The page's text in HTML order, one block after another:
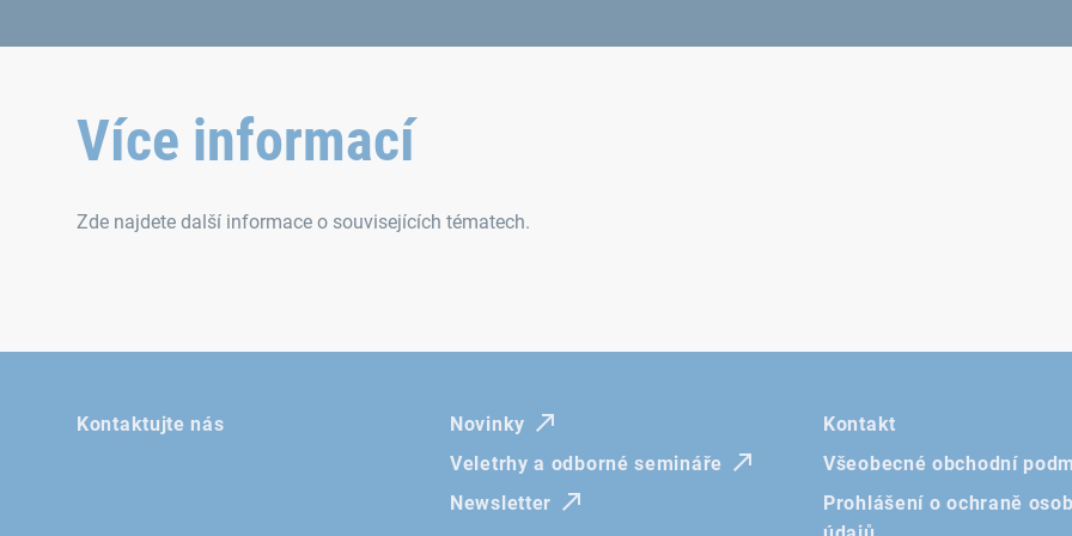
Více informací
Zde najdete další informace o souvisejících tématech.
Kontaktujte nás
Novinky
Veletrhy a odborné semináře
Newsletter
Kontakt
Všeobecné obchodní
Prohlášení o ochraně